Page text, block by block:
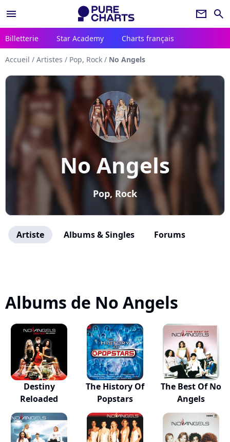
menu newsletter search
Billetterie Star Academy Charts français
Accueil / Artistes / Pop, Rock / No Angels
No Angels
Pop, Rock
Artiste Albums & Singles Forums
Albums de No Angels
Destiny
Reloaded
The History Of
Popstars
The Best Of No
Angels